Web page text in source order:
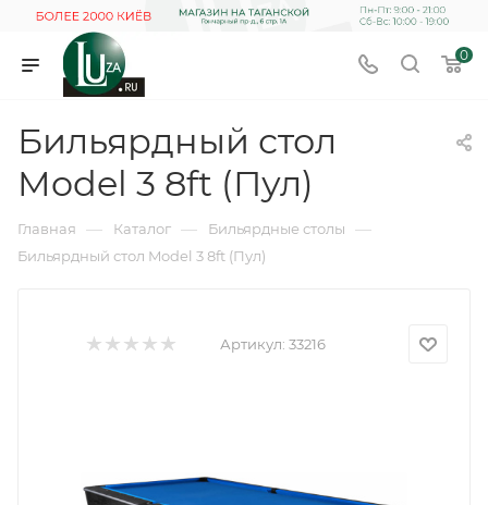
0
Бильярдный стол
Model 3 8ft (Пул)
Главная — Каталог — Бильярдные столы —
Бильярдный стол Model 3 8ft (Пул)
Артикул: 33216